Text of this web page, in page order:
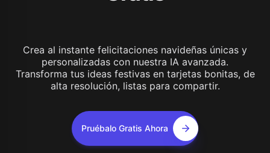
Crea al instante felicitaciones navideñas únicas y
personalizadas con nuestra IA avanzada.
Transforma tus ideas festivas en tarjetas bonitas, de
alta resolución, listas para compartir.
Pruébalo Gratis Ahora